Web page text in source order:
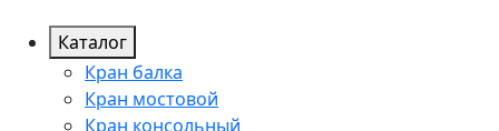
Каталог
Кран балка
Кран мостовой
Кран консольный